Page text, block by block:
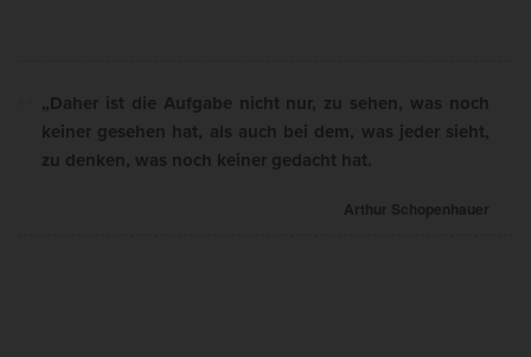
„Daher ist die Aufgabe nicht nur, zu sehen, was noch
keiner gesehen hat, als auch bei dem, was jeder sieht,
zu denken, was noch keiner gedacht hat.
Arthur Schopenhauer